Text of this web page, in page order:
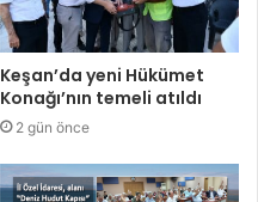
Keşan’da yeni Hükümet
Konağı’nın temeli atıldı
2 gün önce